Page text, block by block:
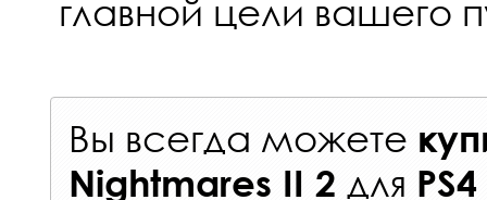
главной цели вашего
Вы всегда можете
Nightmares II 2 для PS4